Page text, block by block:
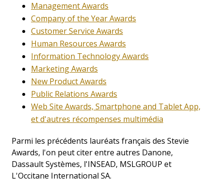
Management Awards
Company of the Year Awards
Customer Service Awards
Human Resources Awards
Information Technology Awards
Marketing Awards
New Product Awards
Public Relations Awards
Web Site Awards, Smartphone and Tablet App,
et d'autres récompenses multimédia
Parmi les précédents lauréats français des Stevie
Awards, l'on peut citer entre autres Danone,
Dassault Systèmes, l'INSEAD, MSLGROUP et
L'Occitane International SA.